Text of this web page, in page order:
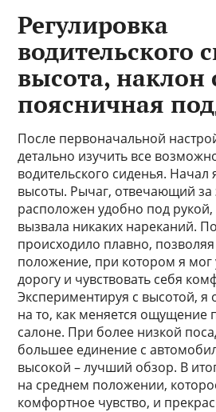
Регулировка
водительского
высота, наклон
поясничная
После первоначальной
детально изучить все
водительского сиденья. Начал
высоты. Рычаг, отвечающий за
расположен удобно под рукой,
вызвала никаких нареканий.
происходило плавно,
положение, при котором я мог
дорогу и чувствовать себя
Экспериментируя с высотой,
на то, как меняется ощущение
салоне. При более низкой
большее единение с
высокой – лучший обзор. В
на среднем положении,
комфортное чувство, и